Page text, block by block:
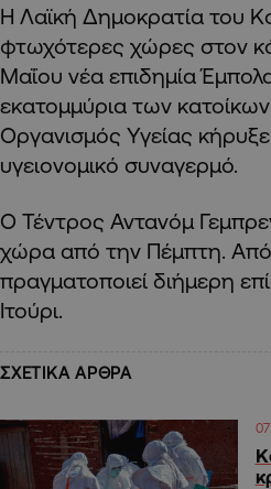
Η Λαϊκή Δημοκρατία του
φτωχότερες χώρες στον
Μαΐου νέα επιδημία
εκατομμύρια των
Οργανισμός Υγείας
υγειονομικό συναγερμό.
Ο Τέντρος Αντανόμ
χώρα από την Πέμπτη.
πραγματοποιεί διήμερη
Ιτούρι.
ΣΧΕΤΙΚΑ ΑΡΘΡΑ